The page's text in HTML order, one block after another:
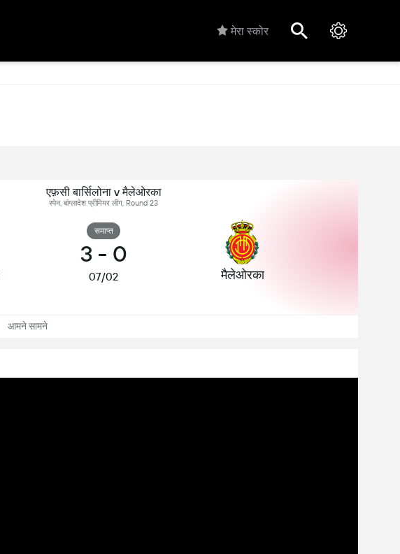
मेरा स्कोर
एफ़सी बार्सिलोना v मैलेओरका
स्पेन, बांग्लादेश प्रीमियर लीग, Round 23
समाप्त
3 - 0
07/02 मैलेओरका
आमने सामने